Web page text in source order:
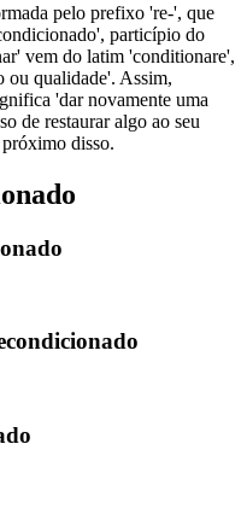
pelo prefixo 're-', que
particípio do
vem do latim 'conditionare',
ou qualidade'. Assim,
'dar novamente uma
de restaurar algo ao seu
disso.